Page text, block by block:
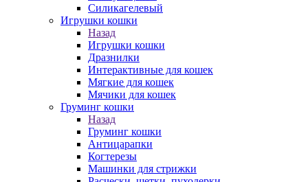
Силикагелевый
Игрушки кошки
Назад
Игрушки кошки
Дразнилки
Интерактивные для кошек
Мягкие для кошек
Мячики для кошек
Груминг кошки
Назад
Груминг кошки
Антицарапки
Когтерезы
Машинки для стрижки